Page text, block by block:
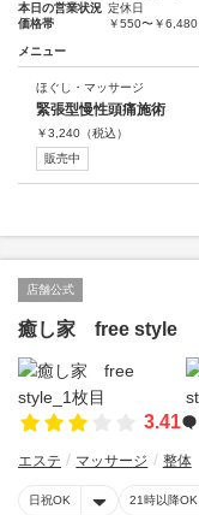
本日の営業状況 定休日
価格帯
￥550〜￥6,480
メニュー
ほぐし・マッサージ
緊張型慢性頭痛施術
￥3,240 （税込）
販売中
店舗公式
癒し家 free style
3.41
エステ マッサージ 整体
日祝OK 21時以降OK